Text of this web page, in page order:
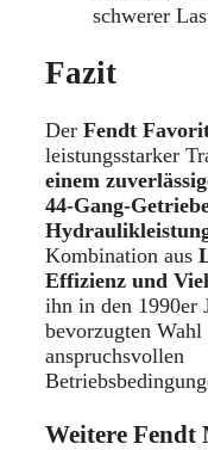
schwerer
Fazit
Der Fendt
leistungsstarker
einem
44-Gang-
Kombination aus
Effizienz und
ihn in den 1990er
bevorzugten
anspruchsvollen
Weitere Fendt